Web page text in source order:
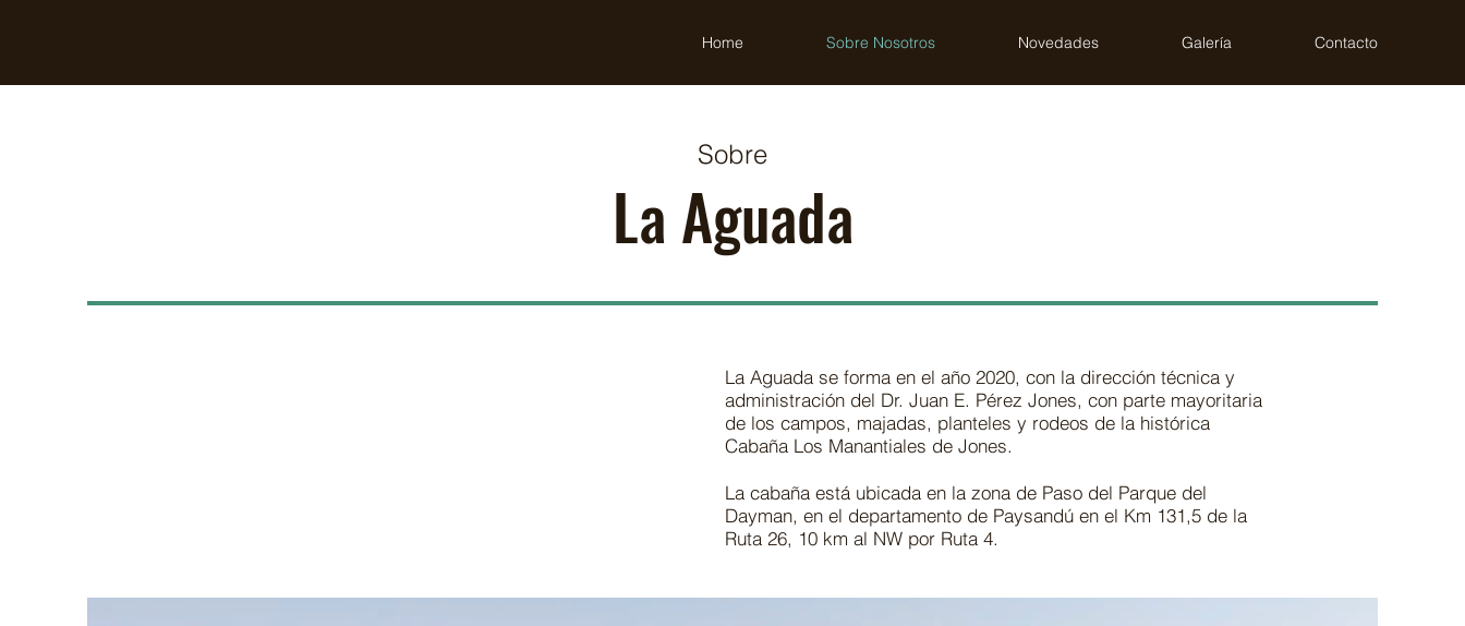
Home Sobre Nosotros Novedades Galería Contacto
Sobre
La Aguada
La Aguada se forma en el año 2020, con la dirección técnica y
administración del Dr. Juan E. Pérez Jones, con parte mayoritaria
de los campos, majadas, planteles y rodeos de la histórica
Cabaña Los Manantiales de Jones.
La cabaña está ubicada en la zona de Paso del Parque del
Dayman, en el departamento de Paysandú en el Km 131,5 de la
Ruta 26, 10 km al NW por Ruta 4.